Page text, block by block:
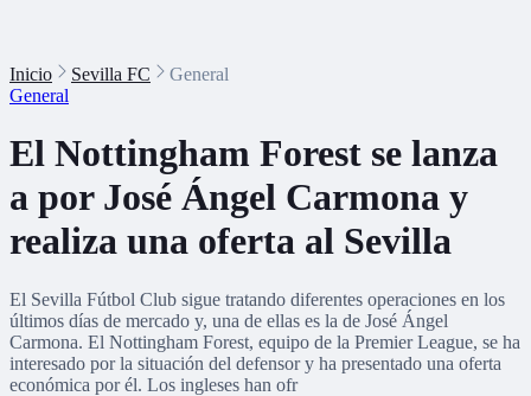
Inicio Sevilla FC
General
General
El Nottingham Forest se lanza
a por José Ángel Carmona y
realiza una oferta al Sevilla
El Sevilla Fútbol Club sigue tratando diferentes operaciones en los
últimos días de mercado y, una de ellas es la de José Ángel
Carmona. El Nottingham Forest, equipo de la Premier League, se ha
interesado por la situación del defensor y ha presentado una oferta
económica por él. Los ingleses han ofr